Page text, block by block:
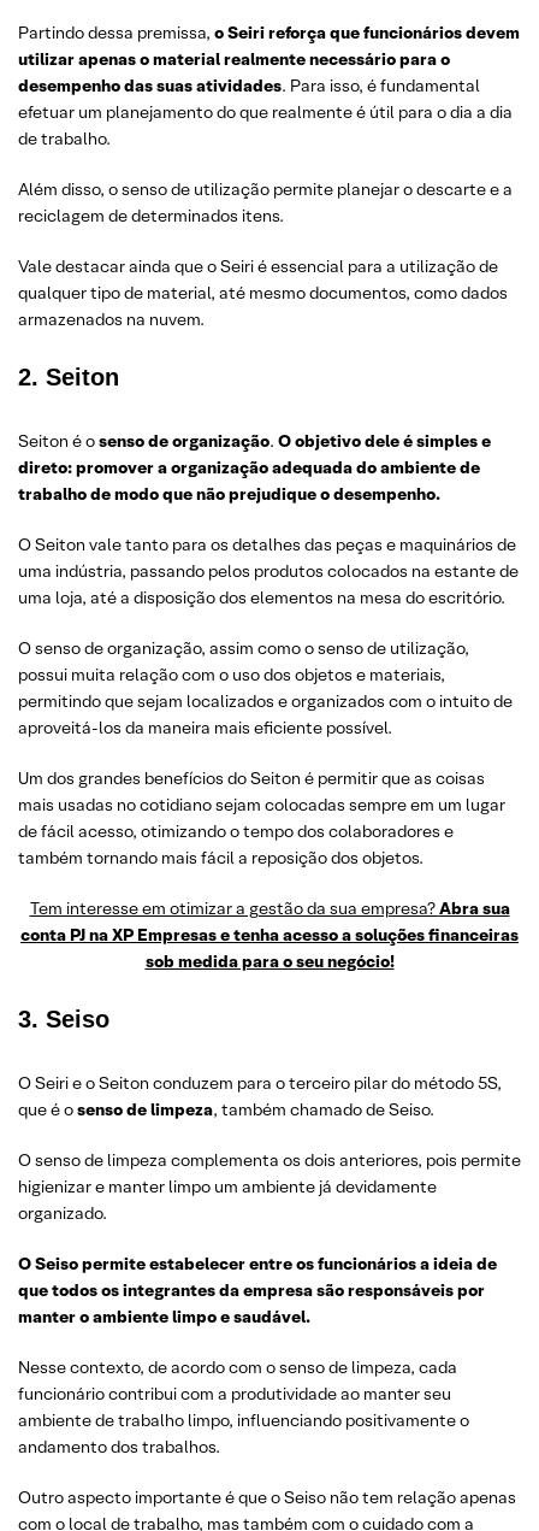
Partindo dessa premissa, o Seiri reforça que funcionários devem
utilizar apenas o material realmente necessário para o
desempenho das suas atividades. Para isso, é fundamental
efetuar um planejamento do que realmente é útil para o dia a dia
de trabalho.
Além disso, o senso de utilização permite planejar o descarte e a
reciclagem de determinados itens.
Vale destacar ainda que o Seiri é essencial para a utilização de
qualquer tipo de material, até mesmo documentos, como dados
armazenados na nuvem.
2. Seiton
Seiton é osenso de organização. O objetivo dele é simples e
direto: promover a organização adequada do ambiente de
trabalho de modo que não prejudique o desempenho.
O Seiton vale tanto para os detalhes das peças e maquinários de
uma indústria, passando pelos produtos colocados na estante de
uma loja, até a disposição dos elementos na mesa do escritório.
O senso de organização, assim como o senso de utilização,
possui muita relação com o uso dos objetos e materiais,
permitindo que sejam localizados e organizados com o intuito de
aproveitá-los da maneira mais eficiente possível.
Um dos grandes benefícios do Seiton é permitir que as coisas
mais usadas no cotidiano sejam colocadas sempre em um lugar
de fácil acesso, otimizando o tempo dos colaboradores e
também tornando mais fácil a reposição dos objetos.
Tem interesse em otimizar a gestão da sua empresa?Abra sua
conta PJ na XP Empresas e tenha acesso a soluções financeiras
sob medida para o seu negócio!
3. Seiso
O Seiri e o Seiton conduzem para o terceiro pilar do método 5S,
que é osenso de limpeza, também chamado de Seiso.
O senso de limpeza complementa os dois anteriores, pois permite
higienizar e manter limpo um ambiente já devidamente
organizado.
O Seiso permite estabelecer entre os funcionários a ideia de
que todos os integrantes da empresa são responsáveis por
manter o ambiente limpo e saudável.
Nesse contexto, de acordo com o senso de limpeza, cada
funcionário contribui com a produtividade ao manter seu
ambiente de trabalho limpo, influenciando positivamente o
andamento dos trabalhos.
Outro aspecto importante é que o Seiso não tem relação apenas
com o local de trabalho, mas também com o cuidado com a